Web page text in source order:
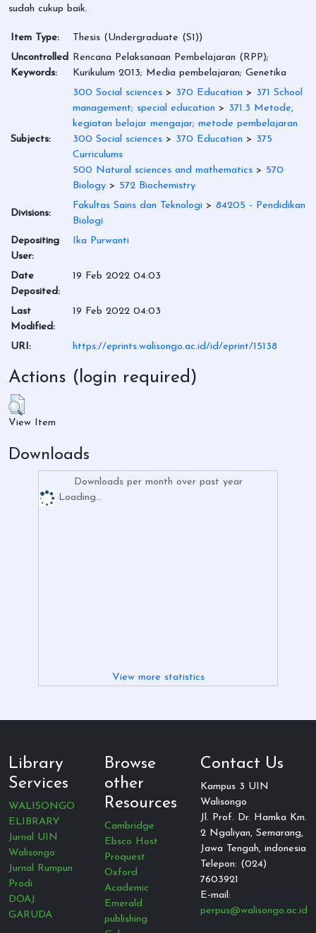
sudah cukup baik.
Item Type:
Thesis (Undergraduate (S1))
Uncontrolled
Keywords:
Rencana Pelaksanaan Pembelajaran (RPP);
Kurikulum 2013; Media pembelajaran; Genetika
Subjects:
300 Social sciences > 370 Education > 371 School
management; special education > 371.3 Metode,
kegiatan belajar mengajar; metode pembelajaran
300 Social sciences > 370 Education > 375
Curriculums
500 Natural sciences and mathematics > 570
Biology > 572 Biochemistry
Divisions:
Fakultas Sains dan Teknologi > 84205 - Pendidikan
Biologi
Depositing
User:
Ika Purwanti
Date
Deposited:
19 Feb 2022 04:03
Last
Modified:
19 Feb 2022 04:03
URI: https://eprints.walisongo.ac.id/id/eprint/15138
Actions (login required)
View Item
Downloads
Downloads per month over past year
Loading...
View more statistics
Library
Services
WALISONGO
ELIBRARY
Jurnal UIN
Walisongo
Jurnal Rumpun
Prodi
DOAJ
GARUDA
Browse
other
Resources
Cambridge
Ebsco Host
Proquest
Oxford
Academic
Emerald
publishing
Contact Us
Kampus 3 UIN
Walisongo
Jl. Prof. Dr. Hamka Km.
2 Ngaliyan, Semarang,
Jawa Tengah, indonesia
Telepon: (024)
7603921
E-mail:
perpus@walisongo.ac.id